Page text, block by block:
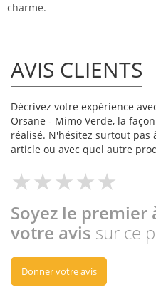
charme.
AVIS CLIENTS
Décrivez votre expérience
Orsane - Mimo Verde, la
réalisé. N'hésitez surtout pas
article ou avec quel autre
Soyez le premier
votre avis sur ce
Donner votre avis